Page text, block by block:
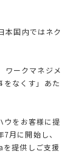
本国内ではネク
ワークマネジメ
をなくす」あた
ウをお客様に提
月に開始し、
提供しご支援